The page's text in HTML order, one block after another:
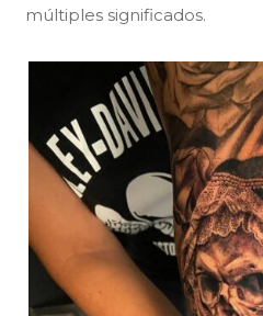
múltiples significados.